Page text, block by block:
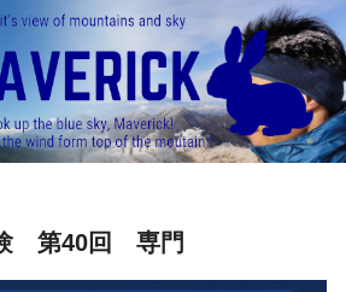
第40回 専門